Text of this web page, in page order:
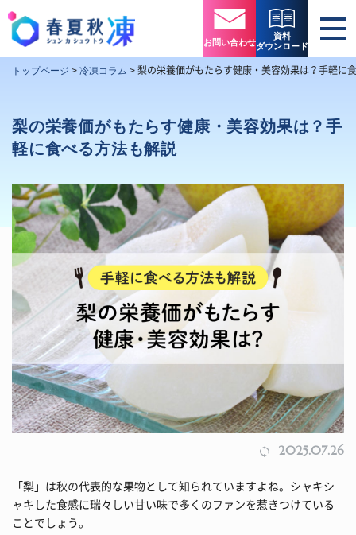
お問い合わせ
資料
ダウンロード
トップページ > 冷凍コラム > 梨の栄養価がもたらす健康・美容効果は？手軽に
梨の栄養価がもたらす健康・美容効果は？手
軽に食べる方法も解説
2025.07.26
「梨」は秋の代表的な果物として知られていますよね。シャキシ
ャキした食感に瑞々しい甘い味で多くのファンを惹きつけている
ことでしょう。